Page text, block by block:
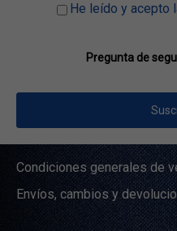
He leído y acepto
Pregunta de
Condiciones generales de
Envíos, cambios y